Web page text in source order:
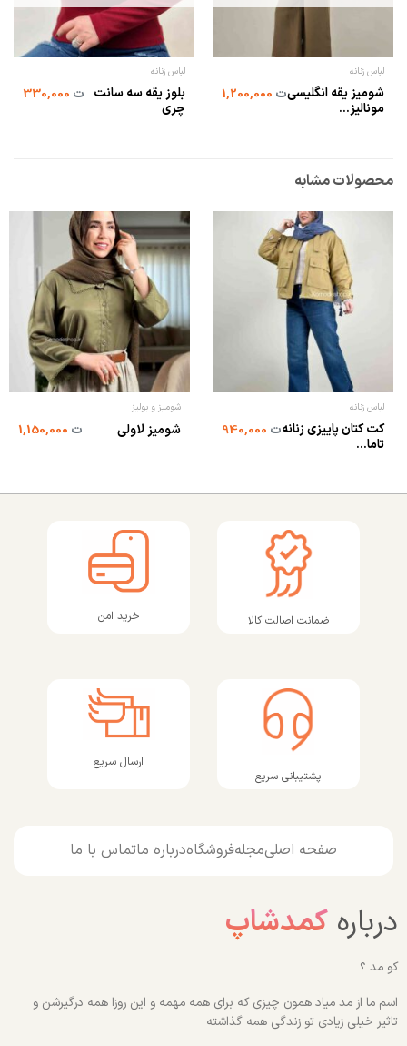
لباس زنانه
شومیز یقه انگلیسی
مونالیز...
ت1,200,000
لباس زنانه
بلوز یقه سه سانت
چری
ت330,000
محصولات مشابه
لباس زنانه
کت کتان پاییزی زنانه
تاما...
ت940,000
شومیز و بولیز
شومیز لاولی ت1,150,000
ضمانت اصالت کالا خرید امن
پشتیبانی سریع
ارسال سریع
صفحه اصلیمجلهفروشگاهدرباره ماتماس با ما
درباره کمدشاپ
کو مد ؟
اسم ما از مد میاد همون چیزی که برای همه مهمه و این روزا همه درگیرشن و
تاثیر خیلی زیادی تو زندگی همه گذاشته